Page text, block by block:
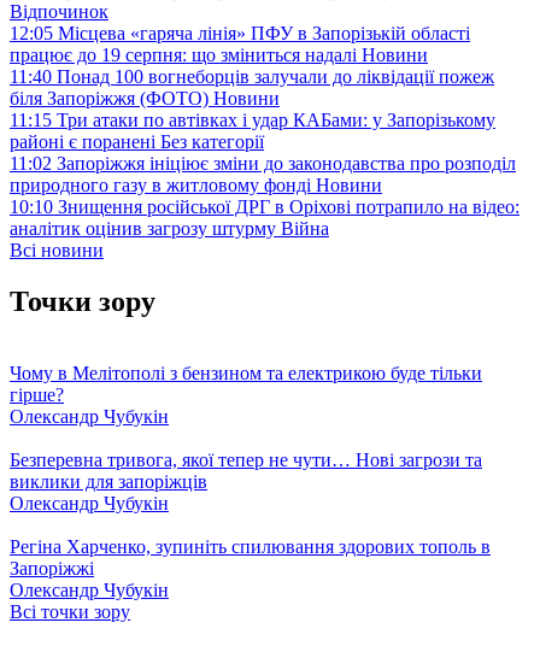
Відпочинок
12:05 Місцева «гаряча лінія» ПФУ в Запорізькій області
працює до 19 серпня: що зміниться надалі Новини
11:40 Понад 100 вогнеборців залучали до ліквідації пожеж
біля Запоріжжя (ФОТО) Новини
11:15 Три атаки по автівках і удар КАБами: у Запорізькому
районі є поранені Без категорії
11:02 Запоріжжя ініціює зміни до законодавства про розподіл
природного газу в житловому фонді Новини
10:10 Знищення російської ДРГ в Оріхові потрапило на відео:
аналітик оцінив загрозу штурму Війна
Всі новини
Точки зору
Чому в Мелітополі з бензином та електрикою буде тільки
гірше?
Олександр Чубукін
Безперевна тривога, якої тепер не чути… Нові загрози та
виклики для запоріжців
Олександр Чубукін
Регіна Харченко, зупиніть спилювання здорових тополь в
Запоріжжі
Олександр Чубукін
Всі точки зору